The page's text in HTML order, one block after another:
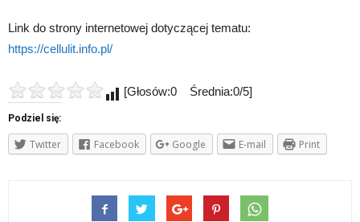
Link do strony internetowej dotyczącej tematu:
https://cellulit.info.pl/
[Głosów:0 Średnia:0/5]
Podziel się:
Twitter Facebook Google E-mail Print